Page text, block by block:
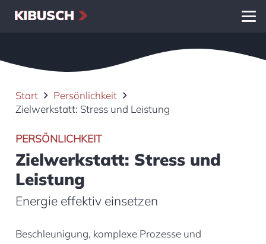
Start
Persönlichkeit
Zielwerkstatt: Stress und Leistung
PERSÖNLICHKEIT
Zielwerkstatt: Stress und
Leistung
Energie effektiv einsetzen
Beschleunigung, komplexe Prozesse und